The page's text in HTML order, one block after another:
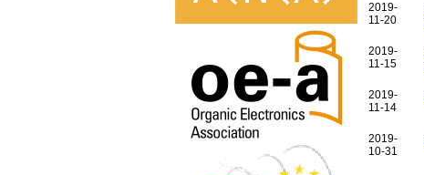
2019-
11-20
2019-
11-15
2019-
11-14
2019-
10-31